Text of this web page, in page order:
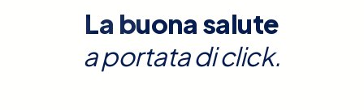
La buona salute
a portata di click.